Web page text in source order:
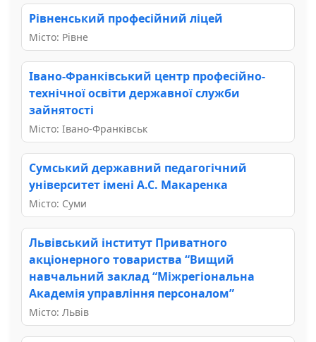
Рівненський професійний ліцей
Місто: Рівне
Івано-Франківський центр професійно-
технічної освіти державної служби
зайнятості
Місто: Івано-Франківськ
Сумський державний педагогічний
університет імені А.С. Макаренка
Місто: Суми
Львівський інститут Приватного
акціонерного товариства “Вищий
навчальний заклад “Міжрегіональна
Академія управління персоналом”
Місто: Львів